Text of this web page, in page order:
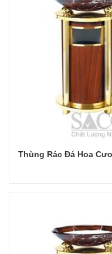
Thùng Rác Đá Hoa